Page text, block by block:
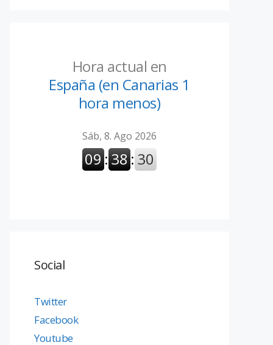
Hora actual en
España (en Canarias 1
hora menos)
Social
Twitter
Facebook
Youtube